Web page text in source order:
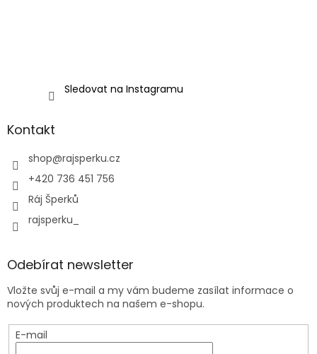
Sledovat na Instagramu
Kontakt
shop@rajsperku.cz
+420 736 451 756
Ráj Šperků
rajsperku_
Odebírat newsletter
Vložte svůj e-mail a my vám budeme zasílat informace o
nových produktech na našem e-shopu.
E-mail